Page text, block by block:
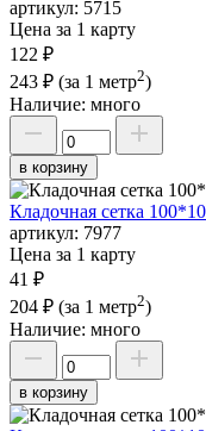
артикул: 5715
Цена за 1 карту
122 ₽
243 ₽ (за 1 метр2)
Наличие: много
в корзину
Кладочная сетка
артикул: 7977
Цена за 1 карту
41 ₽
204 ₽ (за 1 метр2)
Наличие: много
в корзину